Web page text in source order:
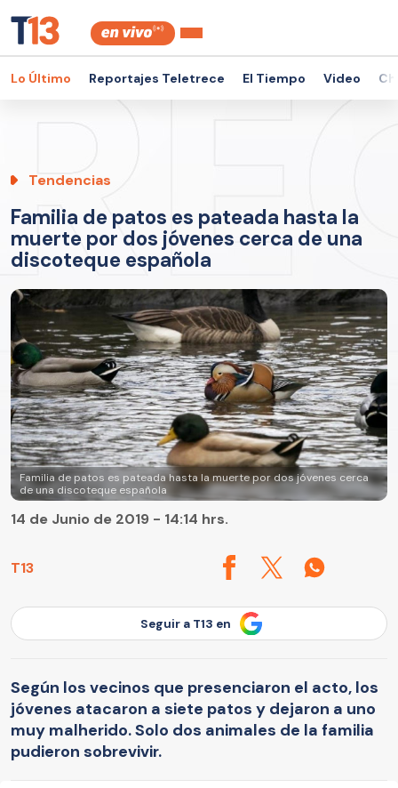
Lo Último Reportajes Teletrece El Tiempo Video
Tendencias
Familia de patos es pateada hasta la
muerte por dos jóvenes cerca de una
discoteque española
Familia de patos es pateada hasta la muerte por dos jóvenes cerca
de una discoteque española
T13
14 de Junio de 2019 - 14:14 hrs.
Seguir a T13 en
Según los vecinos que presenciaron el acto, los
jóvenes atacaron a siete patos y dejaron a uno
muy malherido. Solo dos animales de la familia
pudieron sobrevivir.